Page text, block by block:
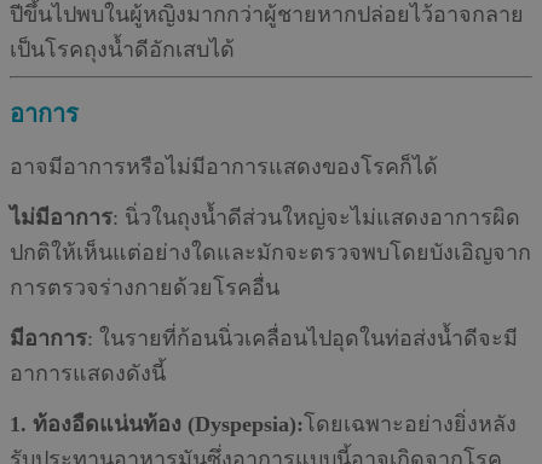
ปีขึ้นไปพบในผู้หญิงมากกว่าผู้ชายหากปล่อยไว้อาจกลาย
เป็นโรคถุงนํ้าดีอักเสบได้
อาการ
อาจมีอาการหรือไม่มีอาการแสดงของโรคก็ได้
ไม่มีอาการ: นิ่วในถุงนํ้าดีส่วนใหญ่จะไม่แสดงอาการผิด
ปกติให้เห็นแต่อย่างใดและมักจะตรวจพบโดยบังเอิญจาก
การตรวจร่างกายด้วยโรคอื่น
มีอาการ: ในรายที่ก้อนนิ่วเคลื่อนไปอุดในท่อส่งนํ้าดีจะมี
อาการแสดงดังนี้
1. ท้องอืดแน่นท้อง (Dyspepsia):โดยเฉพาะอย่างยิ่งหลัง
รับประทานอาหารมันซึ่งอาการแบบนี้อาจเกิดจากโรค